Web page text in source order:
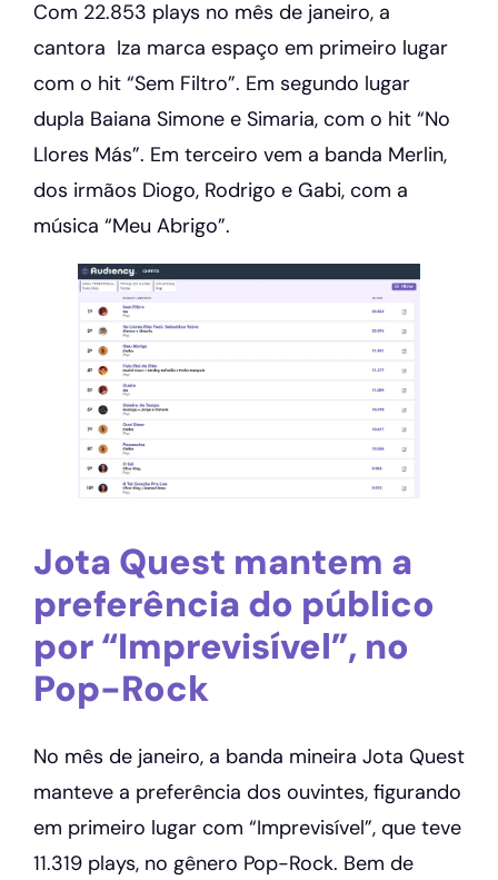
Com 22.853 plays no mês de janeiro, a
cantora Iza marca espaço em primeiro lugar
com o hit “Sem Filtro”. Em segundo lugar
dupla Baiana Simone e Simaria, com o hit “No
Llores Más”. Em terceiro vem a banda Merlin,
dos irmãos Diogo, Rodrigo e Gabi, com a
música “Meu Abrigo”.
Jota Quest mantem a
preferência do público
por “Imprevisível”, no
Pop-Rock
No mês de janeiro, a banda mineira Jota Quest
manteve a preferência dos ouvintes, figurando
em primeiro lugar com “Imprevisível”, que teve
11.319 plays, no gênero Pop-Rock. Bem de